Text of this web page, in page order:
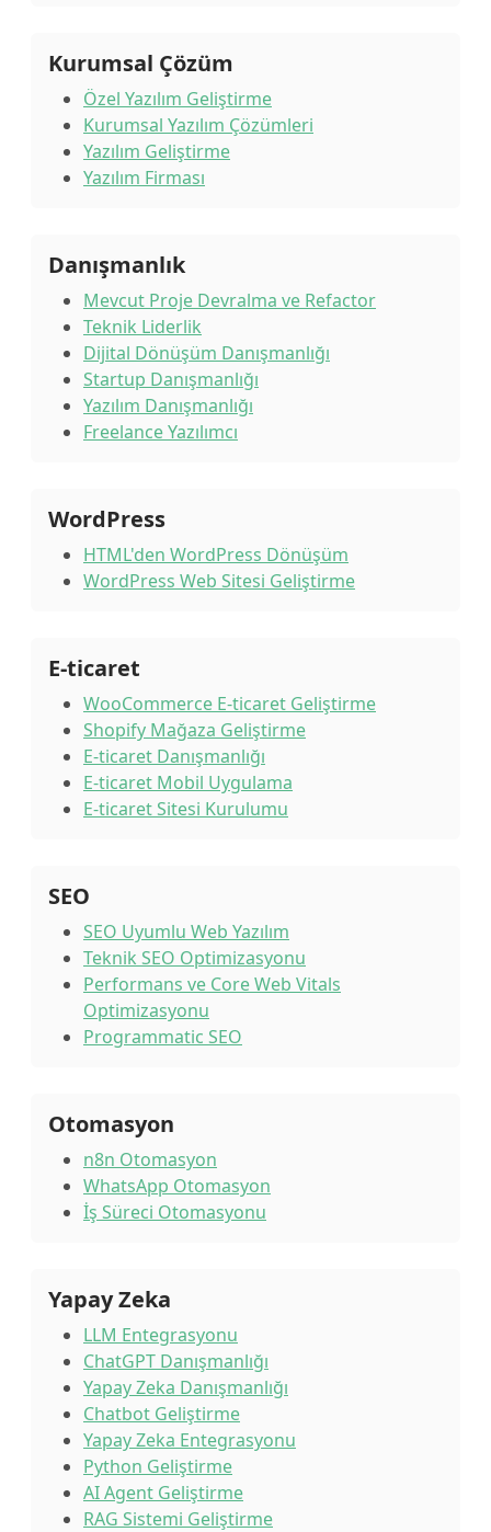
Kurumsal Çözüm
Özel Yazılım Geliştirme
Kurumsal Yazılım Çözümleri
Yazılım Geliştirme
Yazılım Firması
Danışmanlık
Mevcut Proje Devralma ve Refactor
Teknik Liderlik
Dijital Dönüşüm Danışmanlığı
Startup Danışmanlığı
Yazılım Danışmanlığı
Freelance Yazılımcı
WordPress
HTML'den WordPress Dönüşüm
WordPress Web Sitesi Geliştirme
E-ticaret
WooCommerce E-ticaret Geliştirme
Shopify Mağaza Geliştirme
E-ticaret Danışmanlığı
E-ticaret Mobil Uygulama
E-ticaret Sitesi Kurulumu
SEO
SEO Uyumlu Web Yazılım
Teknik SEO Optimizasyonu
Performans ve Core Web Vitals
Optimizasyonu
Programmatic SEO
Otomasyon
n8n Otomasyon
WhatsApp Otomasyon
İş Süreci Otomasyonu
Yapay Zeka
LLM Entegrasyonu
ChatGPT Danışmanlığı
Yapay Zeka Danışmanlığı
Chatbot Geliştirme
Yapay Zeka Entegrasyonu
Python Geliştirme
AI Agent Geliştirme
RAG Sistemi Geliştirme